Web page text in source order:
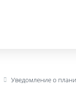
Уведомление о